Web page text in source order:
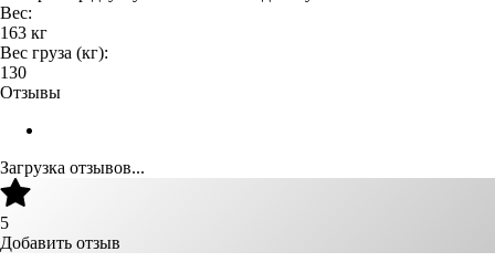
Вес:
163 кг
Вес груза (кг):
130
Отзывы
Загрузка отзывов...
5
Добавить отзыв